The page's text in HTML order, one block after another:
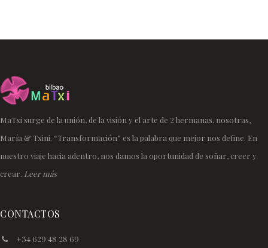
MaTxi surge de la unión, de la visión y el arte de 2 hermanas, nosotras,
María & Txini. “Transformación” es la palabra que mejor nos define. En
nuestro viaje hacia adentro, nos damos la oportunidad de soñar, creer y
crear. Leer más
CONTACTOS
+34 629 48 28 69